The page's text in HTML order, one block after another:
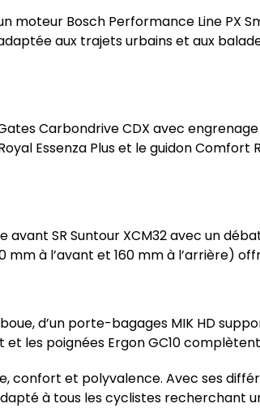
moteur Bosch Performance Line PX
aux trajets urbains et aux
Carbondrive CDX avec
Essenza Plus et le guidon
avant SR Suntour XCM32 avec un
mm à l’avant et 160 mm à l’arrière)
d’un porte-bagages MIK HD
les poignées Ergon GC10
confort et polyvalence. Avec ses
à tous les cyclistes recherchant